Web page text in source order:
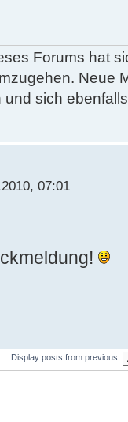
Forums hat
Neue
sich
07:01
Display posts from previous: